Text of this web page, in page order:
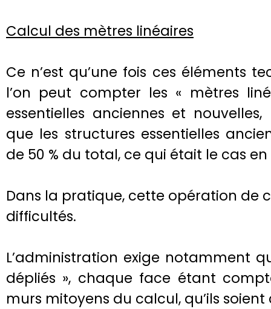
Calcul des mètres linéaires
Ce n’est qu’une fois ces éléments
l’on peut compter les « mètres
essentielles anciennes et nouvelles,
que les structures essentielles
de 50 % du total, ce qui était le cas en
Dans la pratique, cette opération de
difficultés.
L’administration exige notamment
dépliés », chaque face étant
murs mitoyens du calcul, qu’ils